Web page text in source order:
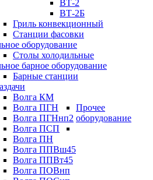
ВТ-2
ВТ-2Б
Гриль конвекционный
Станции фасовки
оборудование
Столы холодильные
барное оборудование
Барные станции
Волга КМ
Волга ПГН
Волга ПГНнп2
Волга ПСП
Волга ПН
Волга ППВш45
Волга ППВт45
Волга ПОВнп
Прочее
оборудование